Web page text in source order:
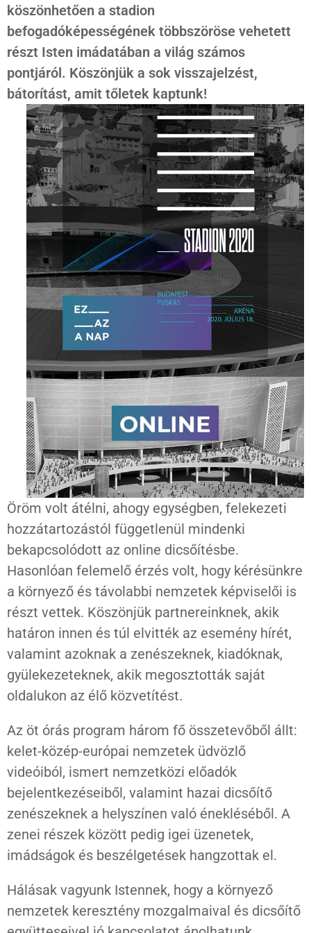
köszönhetően a stadion
befogadóképességének többszöröse vehetett
részt Isten imádatában a világ számos
pontjáról. Köszönjük a sok visszajelzést,
bátorítást, amit tőletek kaptunk!
Öröm volt átélni, ahogy egységben, felekezeti
hozzátartozástól függetlenül mindenki
bekapcsolódott az online dicsőítésbe.
Hasonlóan felemelő érzés volt, hogy kérésünkre
a környező és távolabbi nemzetek képviselői is
részt vettek. Köszönjük partnereinknek, akik
határon innen és túl elvitték az esemény hírét,
valamint azoknak a zenészeknek, kiadóknak,
gyülekezeteknek, akik megosztották saját
oldalukon az élő közvetítést.
Az öt órás program három fő összetevőből állt:
kelet-közép-európai nemzetek üdvözlő
videóiból, ismert nemzetközi előadók
bejelentkezéseiből, valamint hazai dicsőítő
zenészeknek a helyszínen való énekléséből. A
zenei részek között pedig igei üzenetek,
imádságok és beszélgetések hangzottak el.
Hálásak vagyunk Istennek, hogy a környező
nemzetek keresztény mozgalmaival és dicsőítő